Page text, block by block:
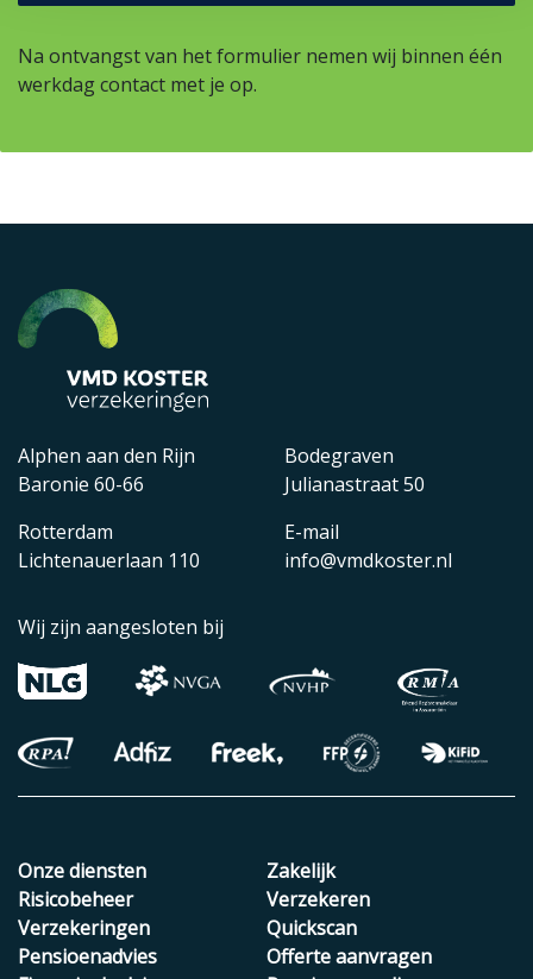
Na ontvangst van het formulier nemen wij binnen één
werkdag contact met je op.
Alphen aan den Rijn
Baronie 60-66
Rotterdam
Lichtenauerlaan 110
Bodegraven
Julianastraat 50
E-mail
info@vmdkoster.nl
Wij zijn aangesloten bij
Onze diensten
Risicobeheer
Verzekeringen
Pensioenadvies
Zakelijk
Verzekeren
Quickscan
Offerte aanvragen